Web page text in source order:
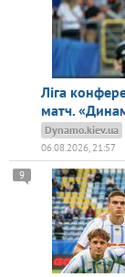
Ліга
матч.
Dynamo.kiev.ua
06.08.2026, 21:57
9